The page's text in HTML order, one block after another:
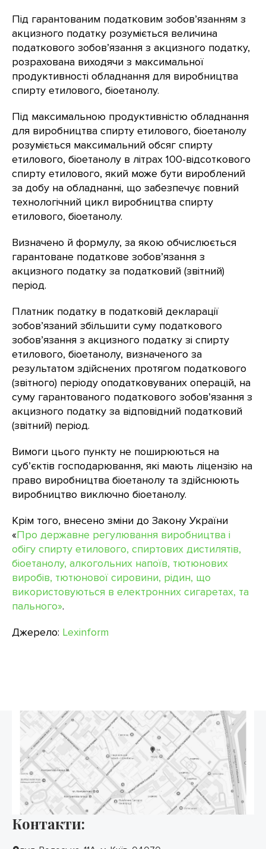
Під гарантованим податковим зобов’язанням з
акцизного податку розуміється величина
податкового зобов’язання з акцизного податку,
розрахована виходячи з максимальної
продуктивності обладнання для виробництва
спирту етилового, біоетанолу.
Під максимальною продуктивністю обладнання
для виробництва спирту етилового, біоетанолу
розуміється максимальний обсяг спирту
етилового, біоетанолу в літрах 100-відсоткового
спирту етилового, який може бути вироблений
за добу на обладнанні, що забезпечує повний
технологічний цикл виробництва спирту
етилового, біоетанолу.
Визначено й формулу, за якою обчислюється
гарантоване податкове зобов’язання з
акцизного податку за податковий (звітний)
період.
Платник податку в податковій декларації
зобов’язаний збільшити суму податкового
зобов’язання з акцизного податку зі спирту
етилового, біоетанолу, визначеного за
результатом здійснених протягом податкового
(звітного) періоду оподатковуваних операцій, на
суму гарантованого податкового зобов’язання з
акцизного податку за відповідний податковий
(звітний) період.
Вимоги цього пункту не поширюються на
суб’єктів господарювання, які мають ліцензію на
право виробництва біоетанолу та здійснюють
виробництво виключно біоетанолу.
Крім того, внесено зміни до Закону України
«Про державне регулювання виробництва і
обігу спирту етилового, спиртових дистилятів,
біоетанолу, алкогольних напоїв, тютюнових
виробів, тютюнової сировини, рідин, що
використовуються в електронних сигаретах, та
пального».
Джерело: Lexinform
Контакти: